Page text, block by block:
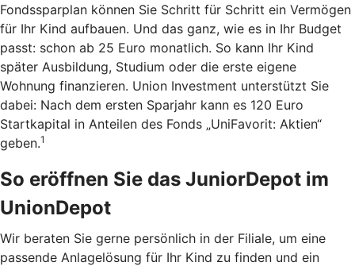
Fondssparplan können Sie Schritt für Schritt ein Vermögen
für Ihr Kind aufbauen. Und das ganz, wie es in Ihr Budget
passt: schon ab 25 Euro monatlich. So kann Ihr Kind
später Ausbildung, Studium oder die erste eigene
Wohnung finanzieren. Union Investment unterstützt Sie
dabei: Nach dem ersten Sparjahr kann es 120 Euro
Startkapital in Anteilen des Fonds „UniFavorit: Aktien“
geben.1
So eröffnen Sie das JuniorDepot im
UnionDepot
Wir beraten Sie gerne persönlich in der Filiale, um eine
passende Anlagelösung für Ihr Kind zu finden und ein